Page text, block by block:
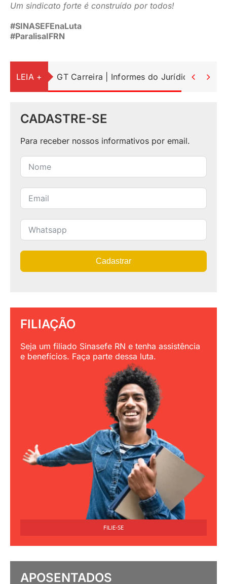
Um sindicato forte é construído por todos!
#SINASEFEnaLuta
#ParalisaIFRN
LEIA + GT Carreira | Informes do Jurídico 
CADASTRE-SE
Para receber nossos informativos por email.
Cadastrar
FILIAÇÃO
Seja um filiado Sinasefe RN e tenha assistência
e benefícios. Faça parte dessa luta.
FILIE-SE
APOSENTADOS